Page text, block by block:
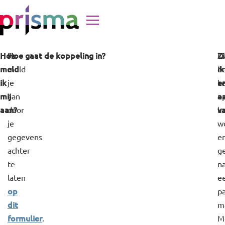
Hoe
meld
ik
mij
aan?
Je
meld
je
aan
door
je
gegevens
achter
te
laten
op
dit
formulier.
Hoe gaat de koppeling in?
er
ik